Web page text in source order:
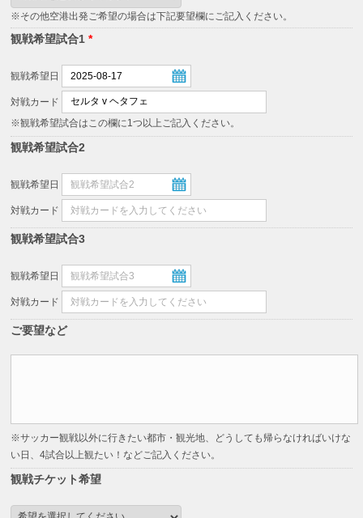
※その他空港出発ご希望の場合は下記要望欄にご記入ください。
観戦希望試合1*
観戦希望日
対戦カード
※観戦希望試合はこの欄に1つ以上ご記入ください。
観戦希望試合2
観戦希望日
対戦カード
観戦希望試合3
観戦希望日
対戦カード
ご要望など
※サッカー観戦以外に行きたい都市・観光地、どうしても帰らなければいけな
い日、4試合以上観たい！などご記入ください。
観戦チケット希望